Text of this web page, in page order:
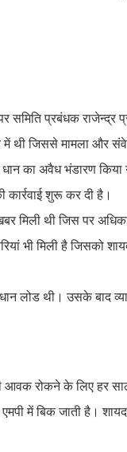
समिति प्रबंधक
में थी जिससे मामला और
धान का अवैध भंडारण
शुरू कर दी है।
मिली थी जिस पर
भी मिली है जिसको
लोड थी। उसके बाद
रोकने के लिए हर
में बिक जाती है।